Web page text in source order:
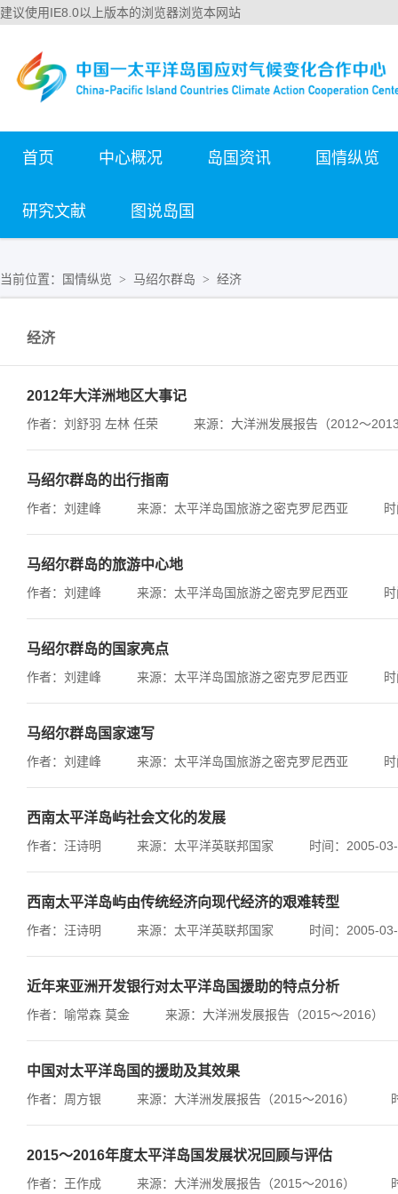
建议使用IE8.0以上版本的浏览器浏览本网站
首页 中心概况 岛国资讯 国情纵览
研究文献 图说岛国
当前位置： 国情纵览 > 马绍尔群岛 > 经济
经济
2012年大洋洲地区大事记
作者：刘舒羽 左林 任荣 来源：大洋洲发展报告（2012～
马绍尔群岛的出行指南
作者：刘建峰 来源：太平洋岛国旅游之密克罗尼西亚
马绍尔群岛的旅游中心地
作者：刘建峰 来源：太平洋岛国旅游之密克罗尼西亚
马绍尔群岛的国家亮点
作者：刘建峰 来源：太平洋岛国旅游之密克罗尼西亚
马绍尔群岛国家速写
作者：刘建峰 来源：太平洋岛国旅游之密克罗尼西亚
西南太平洋岛屿社会文化的发展
作者：汪诗明 来源：太平洋英联邦国家 时间：2005-
西南太平洋岛屿由传统经济向现代经济的艰难转型
作者：汪诗明 来源：太平洋英联邦国家 时间：2005-
近年来亚洲开发银行对太平洋岛国援助的特点分析
作者：喻常森 莫金 来源：大洋洲发展报告（2015～2016）
中国对太平洋岛国的援助及其效果
作者：周方银 来源：大洋洲发展报告（2015～2016）
2015～2016年度太平洋岛国发展状况回顾与评估
作者：王作成 来源：大洋洲发展报告（2015～2016）